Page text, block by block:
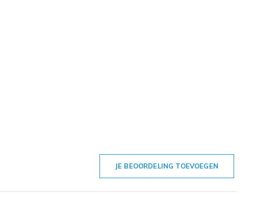
JE BEOORDELING TOEVOEGEN